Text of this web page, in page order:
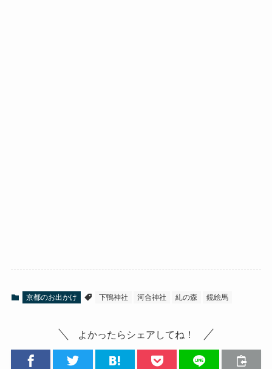
京都のお出かけ 下鴨神社 河合神社 糺の森 鏡絵馬
よかったらシェアしてね！